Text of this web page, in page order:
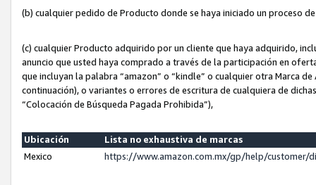
(b) cualquier pedido de Producto donde se haya iniciado un proceso
(c) cualquier Producto adquirido por un cliente que haya adquirido,
anuncio que usted haya comprado a través de la participación en
que incluyan la palabra “amazon” o “kindle” o cualquier otra Marca
continuación), o variantes o errores de escritura de cualquiera de
“Colocación de Búsqueda Pagada Prohibida”),
Ubicación
Lista no exhaustiva de marcas
Mexico
https://www.amazon.com.mx/gp/help/customer/